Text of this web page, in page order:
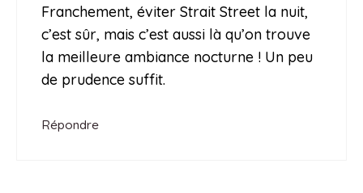
Franchement, éviter Strait Street la nuit,
c’est sûr, mais c’est aussi là qu’on trouve
la meilleure ambiance nocturne ! Un peu
de prudence suffit.
Répondre